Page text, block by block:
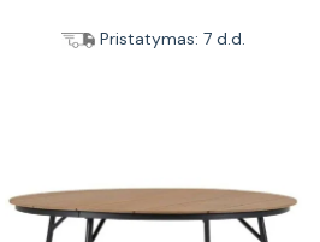
Pristatymas: 7 d.d.